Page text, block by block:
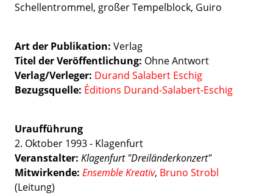
Schellentrommel, großer Tempelblock, Guiro
Art der Publikation Verlag
Titel der Veröffentlichung Ohne Antwort
Verlag/Verleger Durand Salabert Eschig
Bezugsquelle: Éditions Durand-Salabert-Eschig
Uraufführung
2. Oktober 1993 - Klagenfurt
Veranstalter: Klagenfurt "Dreiländerkonzert"
Mitwirkende: Ensemble Kreativ, Bruno Strobl
(Leitung)